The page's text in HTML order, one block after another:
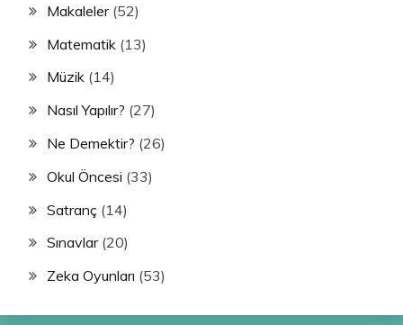
Makaleler(52)
Matematik (13)
Müzik (14)
Nasıl Yapılır? (27)
Ne Demektir? (26)
Okul Öncesi (33)
Satranç (14)
Sınavlar(20)
Zeka Oyunları (53)